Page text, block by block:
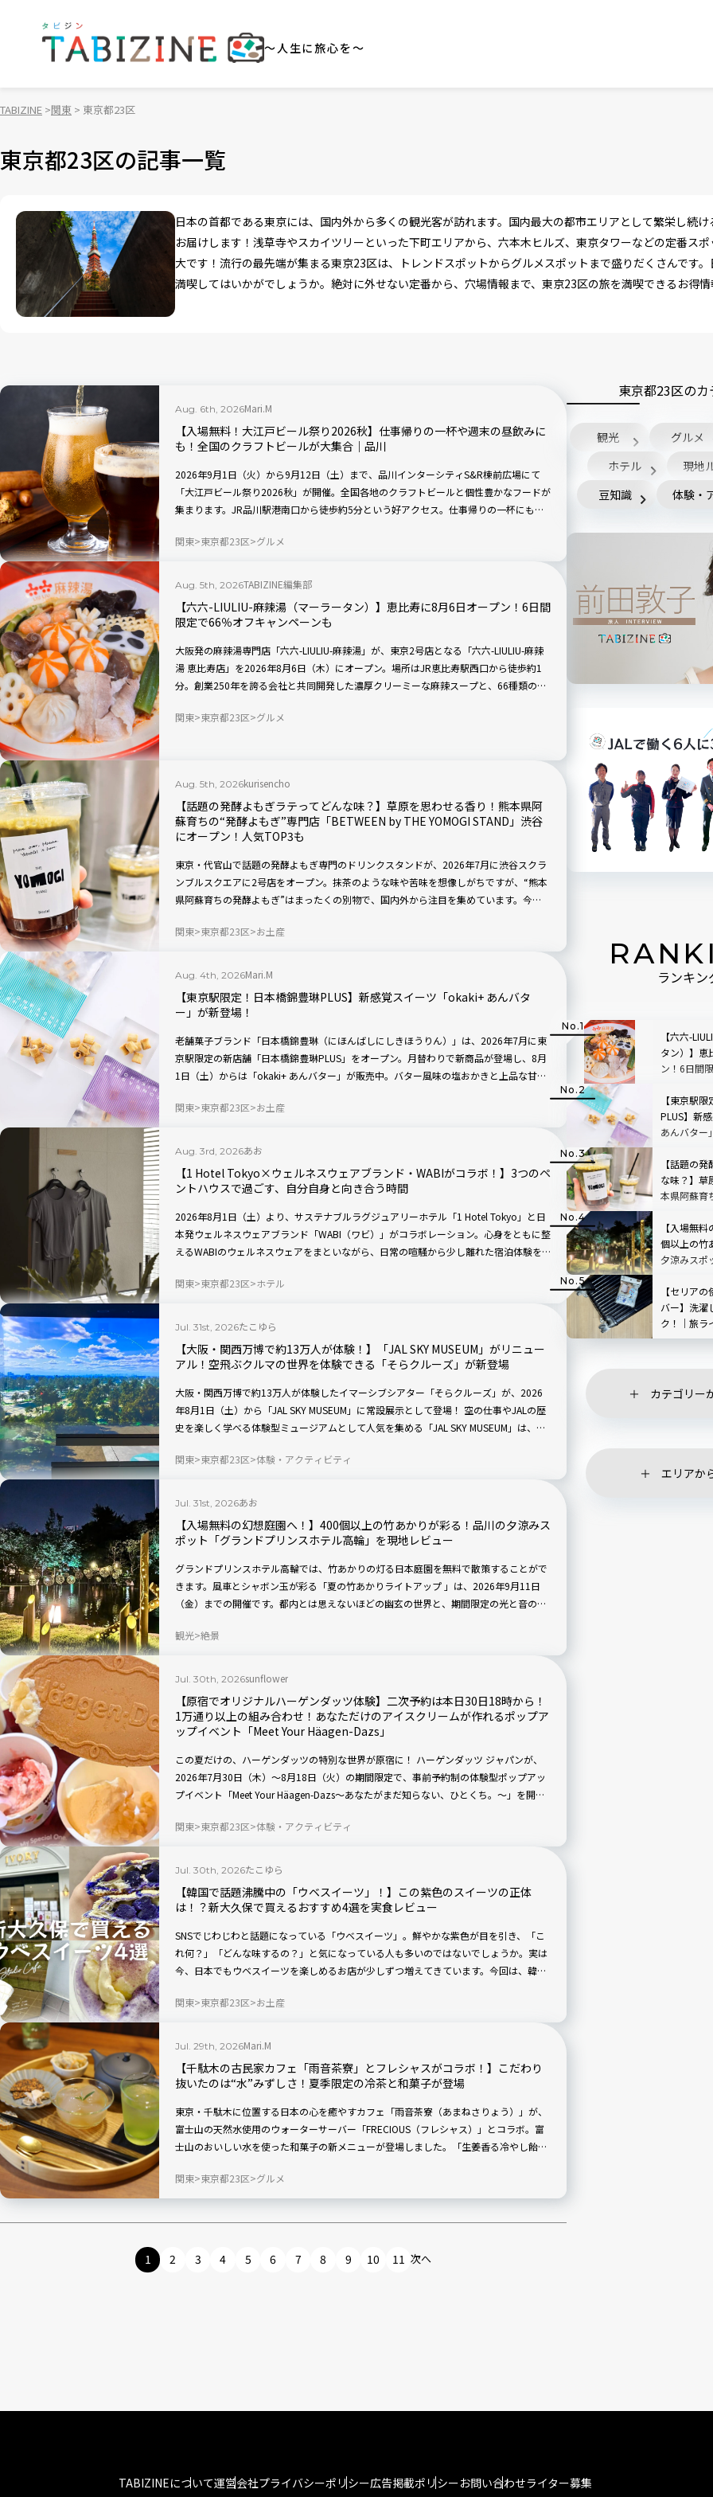
～人生に旅心を～
TABIZINE 関東 東京都23区
東京都23区の記事一覧
日本の首都である東京には、国内外から多くの観光客が訪れます。国内最大の都市エリアとして繁栄し続
お届けします！浅草寺やスカイツリーといった下町エリアから、六本木ヒルズ、東京タワーなどの定番ス
大です！流行の最先端が集まる東京23区は、トレンドスポットからグルメスポットまで盛りだくさんです
満喫してはいかがでしょうか。絶対に外せない定番から、穴場情報まで、東京23区の旅を満喫できるお得
Aug. 6th, 2026Mari.M
【入場無料！大江戸ビール祭り2026秋】仕事帰りの一杯や週末の昼飲みに
も！全国のクラフトビールが大集合｜品川
2026年9月1日（火）から9月12日（土）まで、品川インターシティS&R棟前広場にて
「大江戸ビール祭り2026秋」が開催。全国各地のクラフトビールと個性豊かなフードが
集まります。JR品川駅港南口から徒歩約5分という好アクセス。仕事帰りの一杯にもお
関東 東京都23区 グルメ
Aug. 5th, 2026TABIZINE編集部
【六六-LIULIU-麻辣湯（マーラータン）】恵比寿に8月6日オープン！6日間
限定で66％オフキャンペーンも
大阪発の麻辣湯専門店「六六-LIULIU-麻辣湯」が、東京2号店となる「六六-LIULIU-麻辣
湯 恵比寿店」を2026年8月6日（木）にオープン。場所はJR恵比寿駅西口から徒歩約1
分。創業250年を誇る会社と共同開発した濃厚クリーミーな麻辣スープと、66種類の具
66％オフキャンペーンもあるのでお見逃しなく！
関東 東京都23区 グルメ
Aug. 5th, 2026kurisencho
【話題の発酵よもぎラテってどんな味？】草原を思わせる香り！熊本県阿
蘇育ちの“発酵よもぎ”専門店「BETWEEN by THE YOMOGI STAND」渋谷
にオープン！人気TOP3も
東京・代官山で話題の発酵よもぎ専門のドリンクスタンドが、2026年7月に渋谷スクラ
ンブルスクエアに2号店をオープン。抹茶のような味や苦味を想像しがちですが、“熊本
県阿蘇育ちの発酵よもぎ”はまったくの別物で、国内外から注目を集めています。今
関東 東京都23区 お土産
Aug. 4th, 2026Mari.M
【東京駅限定！日本橋錦豊琳PLUS】新感覚スイーツ「okaki+ あんバタ
ー」が新登場！
老舗菓子ブランド「日本橋錦豊琳（にほんばしにしきほうりん）」は、2026年7月に東
京駅限定の新店舗「日本橋錦豊琳PLUS」をオープン。月替わりで新商品が登場し、8月
1日（土）からは「okaki+ あんバター」が販売中。バター風味の塩おかきと上品な甘さ
関東 東京都23区 お土産
Aug. 3rd, 2026あお
【1 Hotel Tokyo×ウェルネスウェアブランド・WABIがコラボ！】3つのペ
ントハウスで過ごす、自分自身と向き合う時間
2026年8月1日（土）より、サステナブルラグジュアリーホテル「1 Hotel Tokyo」と日
本発ウェルネスウェアブランド「WABI（ワビ）」がコラボレーション。心身をともに整
えるWABIのウェルネスウェアをまといながら、日常の喧騒から少し離れた宿泊体験を
関東 東京都23区 ホテル
Jul. 31st, 2026たこゆら
【大阪・関西万博で約13万人が体験！】「JAL SKY MUSEUM」がリニュー
アル！空飛ぶクルマの世界を体験できる「そらクルーズ」が新登場
大阪・関西万博で約13万人が体験したイマーシブシアター「そらクルーズ」が、2026
年8月1日（土）から「JAL SKY MUSEUM」に常設展示として登場！ 空の仕事やJALの歴
史を楽しく学べる体験型ミュージアムとして人気を集める「JAL SKY MUSEUM」は、年
ズ」の常設展示をはじめ、展示資料の刷新や限定グッズの販売など、新たな見どころを
関東 東京都23区 体験・アクティビティ
Jul. 31st, 2026あお
【入場無料の幻想庭園へ！】400個以上の竹あかりが彩る！品川の夕涼みス
ポット「グランドプリンスホテル高輪」を現地レビュー
グランドプリンスホテル高輪では、竹あかりの灯る日本庭園を無料で散策することがで
きます。風車とシャボン玉が彩る「夏の竹あかりライトアップ 」は、2026年9月11日
（金）までの開催です。都内とは思えないほどの幽玄の世界と、期間限定の光と音のハ
観光 絶景
Jul. 30th, 2026sunflower
【原宿でオリジナルハーゲンダッツ体験】二次予約は本日30日18時から！
1万通り以上の組み合わせ！あなただけのアイスクリームが作れるポップア
ップイベント「Meet Your Häagen-Dazs」
この夏だけの、ハーゲンダッツの特別な世界が原宿に！ ハーゲンダッツ ジャパンが、
2026年7月30日（木）〜8月18日（火）の期間限定で、事前予約制の体験型ポップアッ
プイベント「Meet Your Häagen-Dazs〜あなたがまだ知らない、ひとくち。〜」を開催
がら巡り、普段何気なく味わっているハーゲンダッツが、どんな素材やこだわりから生
まれているのかを、五感で楽しみながら知ることができます。最後には、好きなアイス
クリームとトッピングを自由に組み合わせて、自分だけのオリジナルアイスクリーム作
ームキッチンカーは予約不要
関東 東京都23区 体験・アクティビティ
Jul. 30th, 2026たこゆら
【韓国で話題沸騰中の「ウベスイーツ」！】この紫色のスイーツの正体
は！？新大久保で買えるおすすめ4選を実食レビュー
SNSでじわじわと話題になっている「ウベスイーツ」。鮮やかな紫色が目を引き、「こ
れ何？」「どんな味するの？」と気になっている人も多いのではないでしょうか。実は
今、日本でもウベスイーツを楽しめるお店が少しずつ増えてきています。今回は、韓国
ーでご紹介します。
関東 東京都23区 お土産
Jul. 29th, 2026Mari.M
【千駄木の古民家カフェ「雨音茶寮」とフレシャスがコラボ！】こだわり
抜いたのは“水”みずしさ！夏季限定の冷茶と和菓子が登場
東京・千駄木に位置する日本の心を癒やすカフェ「雨音茶寮（あまねさりょう）」が、
富士山の天然水使用のウォーターサーバー「FRECIOUS（フレシャス）」とコラボ。富
士山のおいしい水を使った和菓子の新メニューが登場しました。「生姜香る冷やし飴が
仕立て」が、いずれも2026年9月28日（月）まで「つゆひかり冷茶セット」として期間
限定で楽しめます。みずみずしさにこだわり抜いた和菓子を実食ルポでご紹介。
関東 東京都23区 グルメ
1 2 3 4 5 6 7 8 9 10 11 次へ
東京都23区の
観光
グルメ
ホテル
現地
豆知識
体験・
ランキン
【六六-
タン）】恵
ン！6日間
【東京駅
PLUS】新
あんバター
【話題の
な味？】草
本県阿蘇育
STAND」
TOP3も
【入場無
個以上の竹
夕涼みスポ
【セリア
バー】洗濯
ク！｜旅ラ
教えます
カテゴリー
エリアか
TABIZINEについて運営会社プライバシーポリシー広告掲載ポリシーお問い合わせライター募集